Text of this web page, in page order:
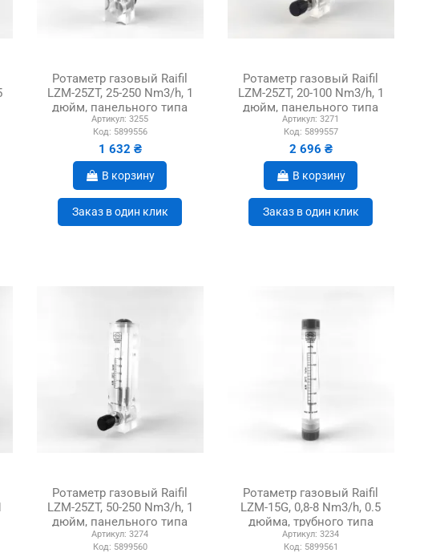
Ротаметр газовый Raifil
LZM-25ZT, 25-250 Nm3/h, 1
дюйм, панельного типа
Артикул: 3255
Код: 5899556
1 632 ₴
В корзину
Заказ в один клик
Ротаметр газовый Raifil
LZM-25ZT, 20-100 Nm3/h, 1
дюйм, панельного типа
Артикул: 3271
Код: 5899557
2 696 ₴
В корзину
Заказ в один клик
Ротаметр газовый Raifil
LZM-25ZT, 50-250 Nm3/h, 1
дюйм, панельного типа
Артикул: 3274
Код: 5899560
Ротаметр газовый Raifil
LZM-15G, 0,8-8 Nm3/h, 0.5
дюйма, трубного типа
Артикул: 3234
Код: 5899561